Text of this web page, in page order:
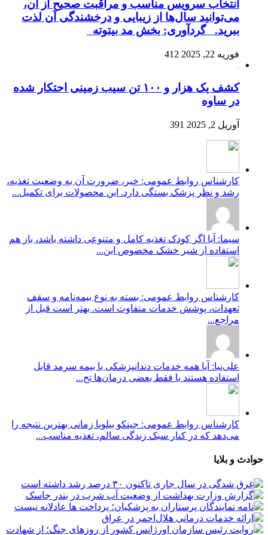
انتخاب سرویس مناسب و مراقبت صحیح از آن،
می‌توانید سال‌ها از زیبایی و درخشندگی آن لذت
ببرید. گردآوری: بخش مد بیتوته
فوریه 22, 2025 412
کشف یک هزار و ۱۰۰ تن سیب زمینی احتکار شده
در ساوه
آوریل 2, 2025 391
کارشناس روابط عمومی: خیر، ضرورت آن به وضعیت تغذیه،
رشد و نظر پزشک بستگی دارد. این محصولات برای تکمیل...
سیما: آیا اگر کودک تغذیه کامل و متنوعی داشته باشد، باز هم
استفاده از شیر خشک مخصوص این...
کارشناس روابط عمومی: بسته به نوع بیمه‌نامه و سقف
تعهدات، پوشش خدمات متفاوت است. بهتر است قبل از
مراجع...
علی‌نیا: آیا همه خدمات دندانپزشکی با بیمه سرمد قابل
استفاده هستند یا فقط بعضی درمان‌ها تح...
کارشناس روابط عمومی: جینکو بیلوبا زمانی بهترین نتیجه را
می‌دهد که در کنار سبک زندگی سالم، تغذیه مناسب...
حوادث و بلایا